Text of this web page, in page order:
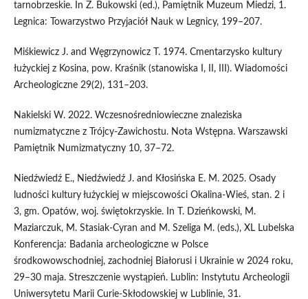
tarnobrzeskie. In Z. Bukowski (ed.), Pamiętnik Muzeum Miedzi, 1.
Legnica: Towarzystwo Przyjaciół Nauk w Legnicy, 199–207.
Miśkiewicz J. and Węgrzynowicz T. 1974. Cmentarzysko kultury
łużyckiej z Kosina, pow. Kraśnik (stanowiska I, II, III). Wiadomości
Archeologiczne 29(2), 131–203.
Nakielski W. 2022. Wczesnośredniowieczne znaleziska
numizmatyczne z Trójcy-Zawichostu. Nota Wstępna. Warszawski
Pamiętnik Numizmatyczny 10, 37–72.
Niedźwiedź E., Niedźwiedź J. and Kłosińska E. M. 2025. Osady
ludności kultury łużyckiej w miejscowości Okalina-Wieś, stan. 2 i
3, gm. Opatów, woj. świętokrzyskie. In T. Dzieńkowski, M.
Maziarczuk, M. Stasiak-Cyran and M. Szeliga M. (eds.), XL Lubelska
Konferencja: Badania archeologiczne w Polsce
środkowowschodniej, zachodniej Białorusi i Ukrainie w 2024 roku,
29–30 maja. Streszczenie wystąpień. Lublin: Instytutu Archeologii
Uniwersytetu Marii Curie-Skłodowskiej w Lublinie, 31.